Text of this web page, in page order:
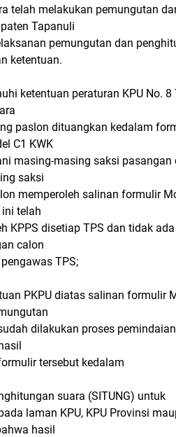
telah melakukan pemungutan
Tapanuli
pemungutan dan
ketentuan.
ketentuan peraturan KPU No.
paslon dituangkan kedalam
C1 KWK
masing-masing saksi pasangan
saksi
memperoleh salinan formulir
ini telah
KPPS disetiap TPS dan tidak
calon
TPS;
PKPU diatas salinan formulir
dilakukan proses
tersebut kedalam
suara (SITUNG) untuk
laman KPU, KPU Provinsi
hasil